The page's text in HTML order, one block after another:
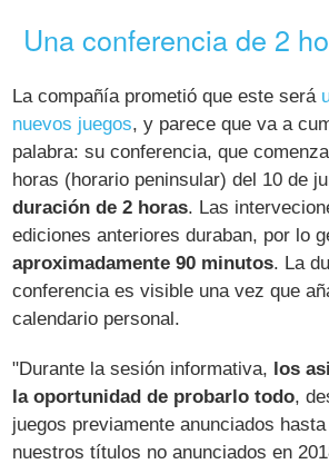
Una conferencia de 2
La compañía prometió que este será
nuevos juegos, y parece que va a
palabra: su conferencia, que
horas (horario peninsular) del 10 de
duración de 2 horas. Las
ediciones anteriores duraban, por lo
aproximadamente 90 minutos. La
conferencia es visible una vez que
calendario personal.
"Durante la sesión informativa, los
la oportunidad de probarlo todo,
juegos previamente anunciados
nuestros títulos no anunciados en